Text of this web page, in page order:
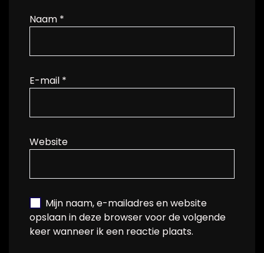
Naam *
E-mail *
Website
Mijn naam, e-mailadres en website
opslaan in deze browser voor de volgende
keer wanneer ik een reactie plaats.